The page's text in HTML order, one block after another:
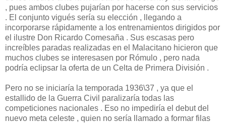
, pues ambos clubes pujarían por hacerse con sus servicios
. El conjunto vigués sería su elección , llegando a
incorporarse rápidamente a los entrenamientos dirigidos por
el ilustre Don Ricardo Comesaña . Sus escasas pero
increíbles paradas realizadas en el Malacitano hicieron que
muchos clubes se interesasen por Rómulo , pero nada
podría eclipsar la oferta de un Celta de Primera División .
Pero no se iniciaría la temporada 1936\37 , ya que el
estallido de la Guerra Civil paralizaría todas las
competiciones nacionales . Eso no impediría el debut del
nuevo meta celeste , quien no sería llamado a formar filas